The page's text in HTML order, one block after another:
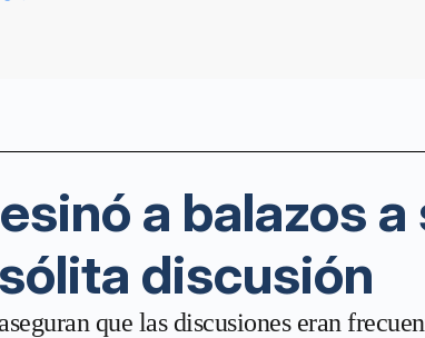
a balazos a
discusión
que las discusiones eran